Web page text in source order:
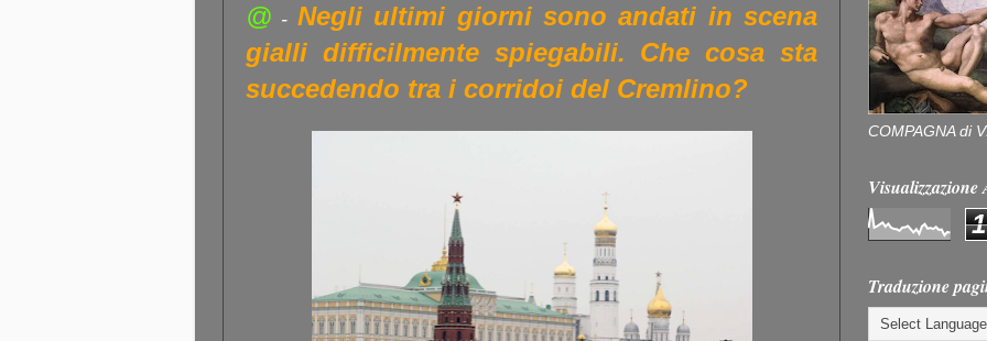
@ - Negli ultimi giorni sono andati in scena
gialli difficilmente spiegabili. Che cosa sta
succedendo tra i corridoi del Cremlino?
COMPAGNA di
1
Traduzione